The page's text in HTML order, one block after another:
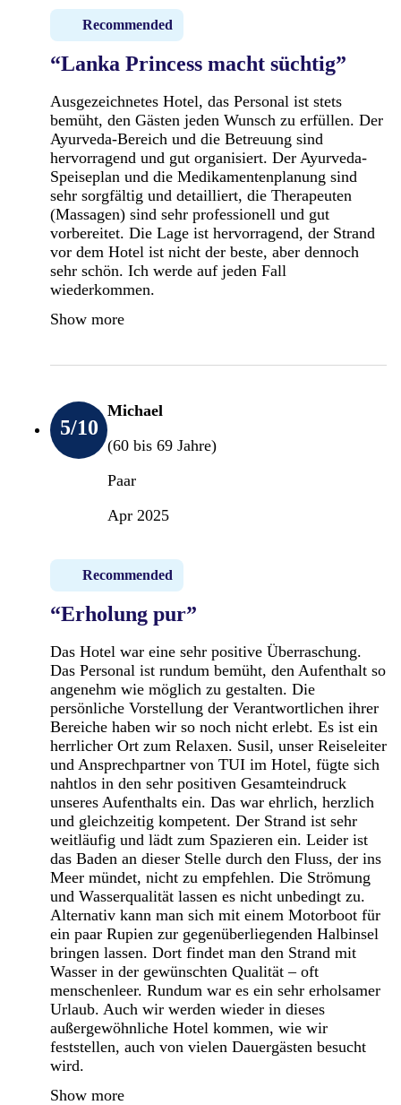
Recommended
“Lanka Princess macht süchtig”
Ausgezeichnetes Hotel, das Personal ist stets
bemüht, den Gästen jeden Wunsch zu erfüllen. Der
Ayurveda-Bereich und die Betreuung sind
hervorragend und gut organisiert. Der Ayurveda-
Speiseplan und die Medikamentenplanung sind
sehr sorgfältig und detailliert, die Therapeuten
(Massagen) sind sehr professionell und gut
vorbereitet. Die Lage ist hervorragend, der Strand
vor dem Hotel ist nicht der beste, aber dennoch
sehr schön. Ich werde auf jeden Fall
wiederkommen.
Show more
5/10
Michael
(60 bis 69 Jahre)
Paar
Apr 2025
Recommended
“Erholung pur”
Das Hotel war eine sehr positive Überraschung.
Das Personal ist rundum bemüht, den Aufenthalt so
angenehm wie möglich zu gestalten. Die
persönliche Vorstellung der Verantwortlichen ihrer
Bereiche haben wir so noch nicht erlebt. Es ist ein
herrlicher Ort zum Relaxen. Susil, unser Reiseleiter
und Ansprechpartner von TUI im Hotel, fügte sich
nahtlos in den sehr positiven Gesamteindruck
unseres Aufenthalts ein. Das war ehrlich, herzlich
und gleichzeitig kompetent. Der Strand ist sehr
weitläufig und lädt zum Spazieren ein. Leider ist
das Baden an dieser Stelle durch den Fluss, der ins
Meer mündet, nicht zu empfehlen. Die Strömung
und Wasserqualität lassen es nicht unbedingt zu.
Alternativ kann man sich mit einem Motorboot für
ein paar Rupien zur gegenüberliegenden Halbinsel
bringen lassen. Dort findet man den Strand mit
Wasser in der gewünschten Qualität – oft
menschenleer. Rundum war es ein sehr erholsamer
Urlaub. Auch wir werden wieder in dieses
außergewöhnliche Hotel kommen, wie wir
feststellen, auch von vielen Dauergästen besucht
wird.
Show more